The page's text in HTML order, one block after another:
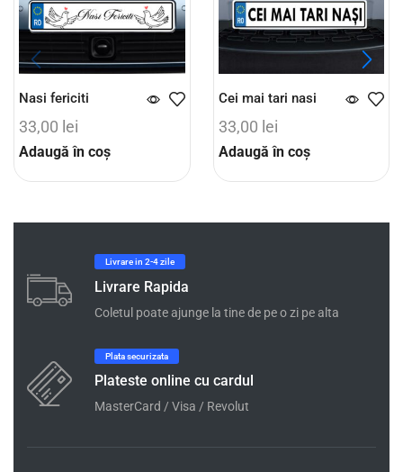
Nasi fericiti
33,00 lei
Adaugă în coș
Cei mai tari nasi
33,00 lei
Adaugă în coș
Livrare in 2-4 zile
Livrare Rapida
Coletul poate ajunge la tine de pe o zi pe alta
Plata securizata
Plateste online cu cardul
MasterCard / Visa / Revolut